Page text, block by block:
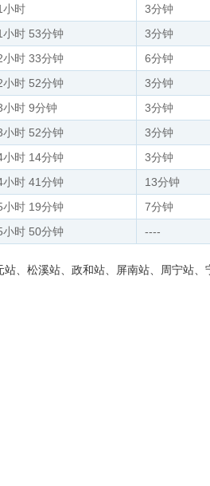
小时
3分钟
小时 53分钟
3分钟
小时 33分钟
6分钟
小时 52分钟
3分钟
小时 9分钟
3分钟
小时 52分钟
3分钟
小时 14分钟
3分钟
小时 41分钟
13分钟
小时 19分钟
7分钟
小时 50分钟 ----
、松溪站、政和站、屏南站、周宁站、